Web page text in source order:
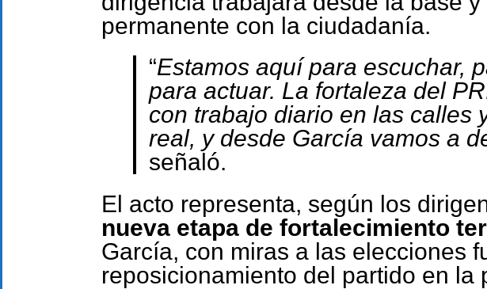
permanente con la ciudadanía.
“Estamos aquí para escuchar,
para actuar. La fortaleza del
con trabajo diario en las calles
real, y desde García vamos a
señaló.
El acto representa, según los
nueva etapa de fortalecimiento
García, con miras a las elecciones
reposicionamiento del partido en la